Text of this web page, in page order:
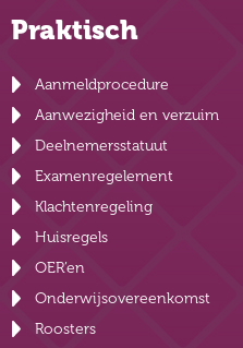
Praktisch
Aanmeldprocedure
Aanwezigheid en verzuim
Deelnemersstatuut
Examenregelement
Klachtenregeling
Huisregels
OER’en
Onderwijsovereenkomst
Roosters